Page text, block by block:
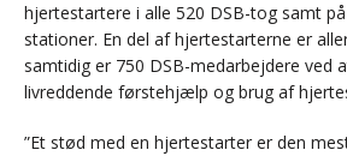
hjertestartere i alle 520 DSB-tog samt
stationer. En del af hjertestarterne er
samtidig er 750 DSB-medarbejdere ved
livreddende førstehjælp og brug af
”Et stød med en hjertestarter er den